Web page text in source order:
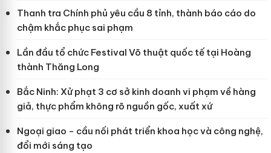
Thanh tra Chính phủ yêu cầu 8 tỉnh, thành báo cáo do
chậm khắc phục sai phạm
Lần đầu tổ chức Festival Võ thuật quốc tế tại Hoàng
thành Thăng Long
Bắc Ninh: Xử phạt 3 cơ sở kinh doanh vi phạm về hàng
giả, thực phẩm không rõ nguồn gốc, xuất xứ
Ngoại giao - cầu nối phát triển khoa học và công nghệ,
đổi mới sáng tạo